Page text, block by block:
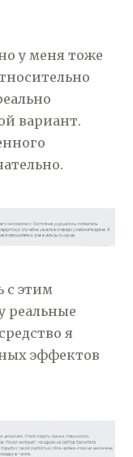
у меня тоже
вариант.
с этим
реальные
я
эффектов